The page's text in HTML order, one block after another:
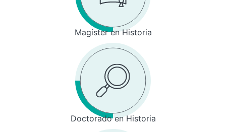
Magíster en Historia
Doctorado en Historia